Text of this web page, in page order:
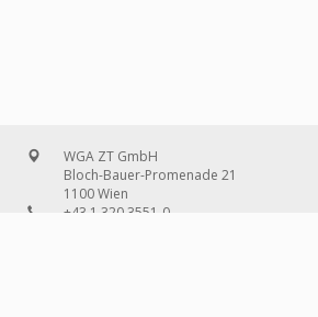
WGA ZT GmbH
Bloch-Bauer-Promenade 21
1100 Wien
+43 1 320 3551-0